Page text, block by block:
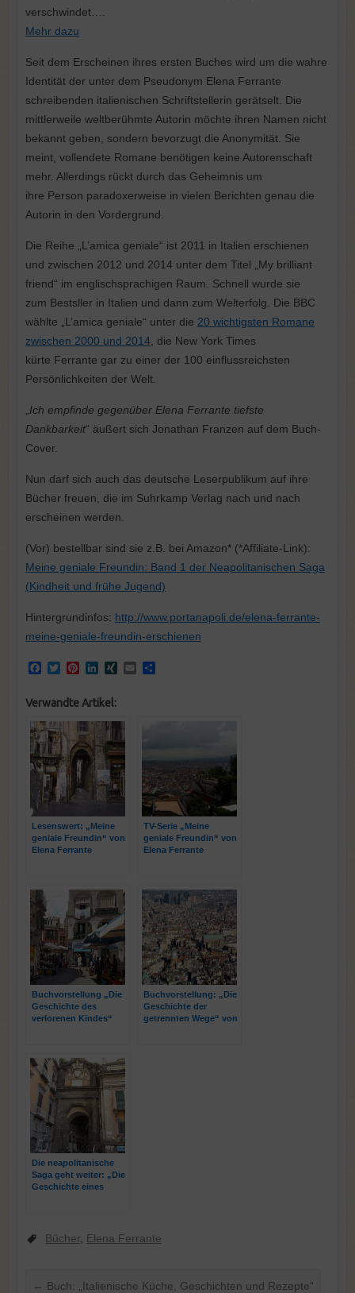
verschwindet….
Mehr dazu
Seit dem Erscheinen ihres ersten Buches wird um die wahre
Identität der unter dem Pseudonym Elena Ferrante
schreibenden italienischen Schriftstellerin gerätselt. Die
mittlerweile weltberühmte Autorin möchte ihren Namen nicht
bekannt geben, sondern bevorzugt die Anonymität. Sie
meint, vollendete Romane benötigen keine Autorenschaft
mehr. Allerdings rückt durch das Geheimnis um
ihre Person paradoxerweise in vielen Berichten genau die
Autorin in den Vordergrund.
Die Reihe „L’amica geniale“ ist 2011 in Italien erschienen
und zwischen 2012 und 2014 unter dem Titel „My brilliant
friend“ im englischsprachigen Raum. Schnell wurde sie
zum Bestsller in Italien und dann zum Welterfolg. Die BBC
wählte „L’amica geniale“ unter die 20 wichtigsten Romane
zwischen 2000 und 2014, die New York Times
kürte Ferrante gar zu einer der 100 einflussreichsten
Persönlichkeiten der Welt.
Ich empfinde gegenüber Elena Ferrante tiefste
Dankbarkeit“ äußert sich Jonathan Franzen auf dem Buch-
Cover.
Nun darf sich auch das deutsche Leserpublikum auf ihre
Bücher freuen, die im Suhrkamp Verlag nach und nach
erscheinen werden.
(Vor) bestellbar sind sie z.B. bei Amazon* (*Affiliate-Link):
Meine geniale Freundin: Band 1 der Neapolitanischen Saga
(Kindheit und frühe Jugend)
Hintergrundinfos: http://www.portanapoli.de/elena-ferrante-
meine-geniale-freundin-erschienen
e
b
o
o
k
t
t
e
t
e
r
e
s
t
k
e
I
n
Verwandte Artikel:
Lesenswert: „Meine
geniale Freundin“ von
Elena Ferrante
TV-Serie „Meine
geniale Freundin“ von
Elena Ferrante
Buchvorstellung „Die
Geschichte des
verlorenen Kindes“
Buchvorstellung: „Die
Geschichte der
getrennten Wege“ von
Die neapolitanische
Saga geht weiter: „Die
Geschichte eines
Bücher, Elena Ferrante
← Buch: „Italienische Küche, Geschichten und Rezepte“